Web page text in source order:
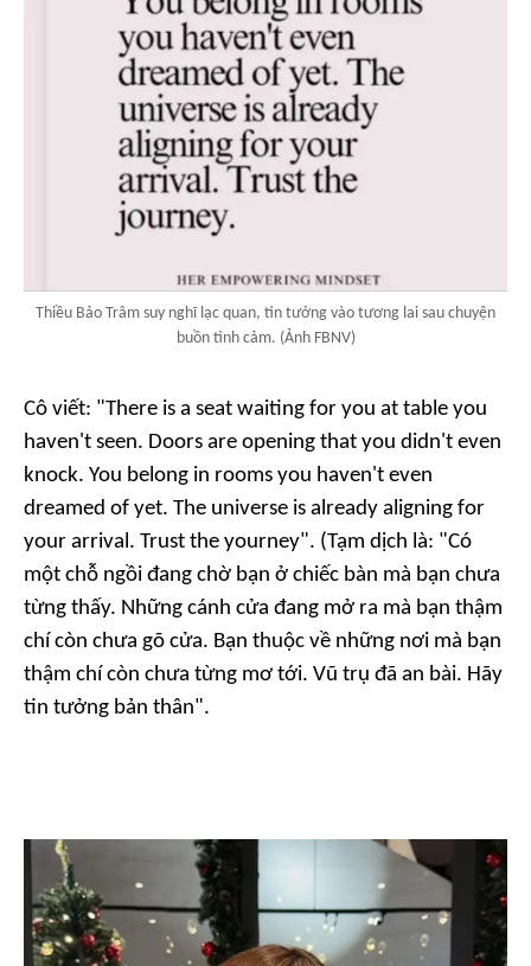
Thiều Bảo Trâm suy nghĩ lạc quan, tin tưởng vào tương lai sau chuyện
buồn tình cảm. (Ảnh FBNV)
Cô viết: "There is a seat waiting for you at table you
haven't seen. Doors are opening that you didn't even
knock. You belong in rooms you haven't even
dreamed of yet. The universe is already aligning for
your arrival. Trust the yourney". (Tạm dịch là: "Có
một chỗ ngồi đang chờ bạn ở chiếc bàn mà bạn chưa
từng thấy. Những cánh cửa đang mở ra mà bạn thậm
chí còn chưa gõ cửa. Bạn thuộc về những nơi mà bạn
thậm chí còn chưa từng mơ tới. Vũ trụ đã an bài. Hãy
tin tưởng bản thân".